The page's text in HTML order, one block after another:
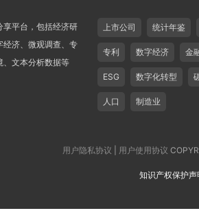
享平台，包括经济研
经济、微观调查、专
、文本分析数据等
上市公司 统计年鉴
专利 数字经济 金
ESG 数字化转型
人口 制造业
用户隐私协议 用户使用协议
知识产权保护声